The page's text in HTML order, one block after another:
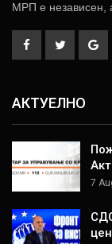
МРП е независен,
АКТУЕЛНО
7